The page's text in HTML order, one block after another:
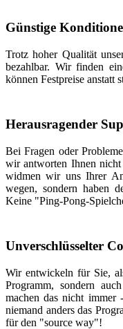
Günstige
Trotz hoher Qualität
bezahlbar. Wir finden
können Festpreise anstatt
Herausragender
Bei Fragen oder
wir antworten Ihnen
widmen wir uns Ihrer
wegen, sondern haben
Keine "Ping-Pong-
Unverschlüsselter
Wir entwickeln für Sie,
Programm, sondern
machen das nicht immer
niemand anders das
für den "source way"!